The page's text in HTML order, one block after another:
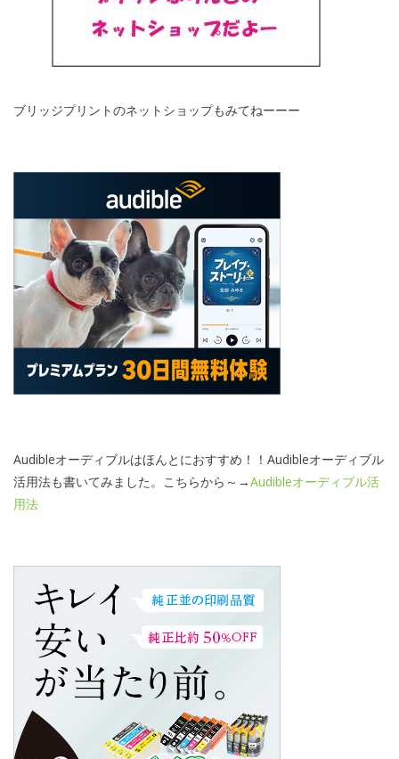
ブリッジプリントのネットショップもみてねーーー
Audibleオーディブルはほんとにおすすめ！！Audibleオーディブル
活用法も書いてみました。こちらから～→Audibleオーディブル活
用法